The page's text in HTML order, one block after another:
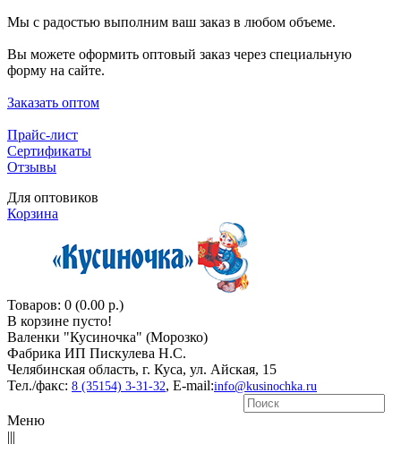
Мы с радостью выполним ваш заказ в любом объеме.
Вы можете оформить оптовый заказ через специальную
форму на сайте.
Заказать оптом
Прайс-лист
Сертификаты
Отзывы
Для оптовиков
Корзина
Товаров: 0 (0.00 р.)
В корзине пусто!
Валенки "Кусиночкa" (Морозко)
Фабрика ИП Пискулева Н.С.
Челябинская область, г. Куса, ул. Айская, 15
Тел./факс: 8 (35154) 3-31-32, E-mail:info@kusinochka.ru
Меню
|||